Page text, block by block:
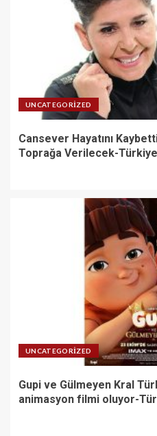
UNCATEGORIZED
Cansever Hayatını
Toprağa Verilecek-Türkiye
UNCATEGORIZED
Gupi ve Gülmeyen Kral
animasyon filmi oluyor-